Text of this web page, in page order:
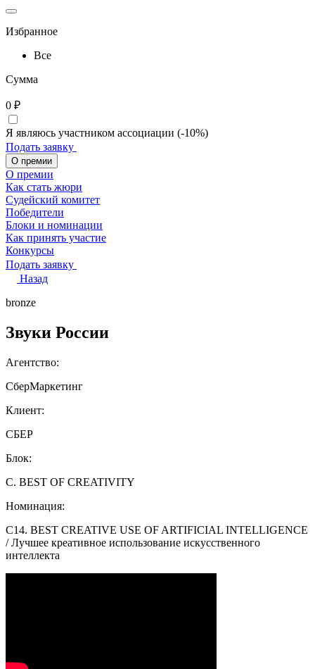
Избранное
Все
Сумма
0 ₽
Я являюсь участником ассоциации (-10%)
Подать заявку
О премии
О премии
Как стать жюри
Судейский комитет
Победители
Блоки и номинации
Как принять участие
Конкурсы
Подать заявку
Назад
bronze
Звуки России
Агентство:
СберМаркетинг
Клиент:
СБЕР
Блок:
C. BEST OF CREATIVITY
Номинация:
C14. BEST CREATIVE USE OF ARTIFICIAL INTELLIGENCE
/ Лучшее креативное использование искусственного
интеллекта